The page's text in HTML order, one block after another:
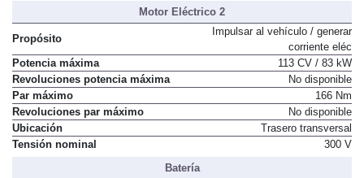
Motor Eléctrico 2
Propósito
Impulsar al vehículo / generar
corriente eléc
Potencia máxima
113 CV / 83 kW
Revoluciones potencia máxima
No disponible
Par máximo
166 Nm
Revoluciones par máximo
No disponible
Ubicación
Trasero transversal
Tensión nominal
300 V
Batería